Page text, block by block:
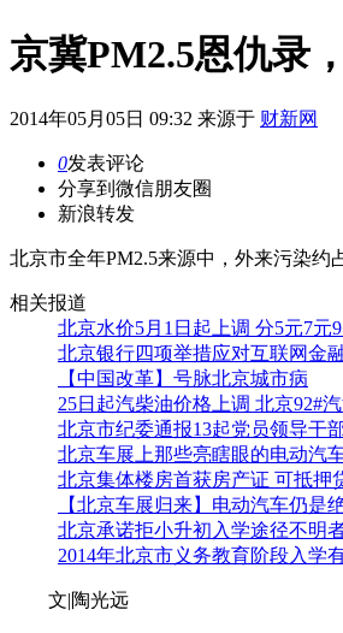
京冀PM2.5恩仇录
2014年05月05日 09:32 来源于 财新网
0发表评论
分享到微信朋友圈
新浪转发
北京市全年PM2.5来源中，外来污染约
相关报道
北京水价5月1日起上调 分5元7元
北京银行四项举措应对互联网金
【中国改革】号脉北京城市病
25日起汽柴油价格上调 北京92#
北京市纪委通报13起党员领导干
北京车展上那些亮瞎眼的电动汽
北京集体楼房首获房产证 可抵押
【北京车展归来】电动汽车仍是
北京承诺拒小升初入学途径不明
2014年北京市义务教育阶段入学
文|陶光远